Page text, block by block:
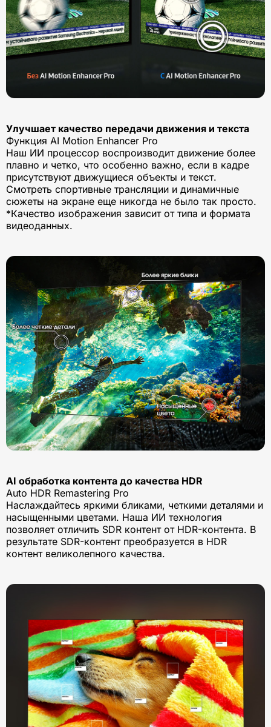
Улучшает качество передачи движения и текста
Функция AI Motion Enhancer Pro
Наш ИИ процессор воспроизводит движение более
плавно и четко, что особенно важно, если в кадре
присутствуют движущиеся объекты и текст.
Смотреть спортивные трансляции и динамичные
сюжеты на экране еще никогда не было так просто.
*Качество изображения зависит от типа и формата
видеоданных.
AI обработка контента до качества HDR
Auto HDR Remastering Pro
Наслаждайтесь яркими бликами, четкими деталями и
насыщенными цветами. Наша ИИ технология
позволяет отличить SDR контент от HDR-контента. В
результате SDR-контент преобразуется в HDR
контент великолепного качества.